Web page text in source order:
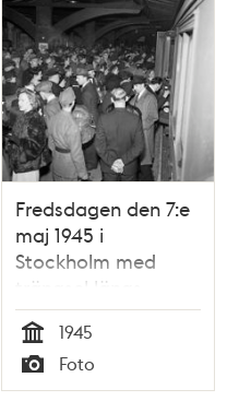
Fredsdagen den 7:e
maj 1945 i
Stockholm med
trängsel längs
tågperrongen på
Stockholms
centralstation.
Tid
1945
Typ
Foto